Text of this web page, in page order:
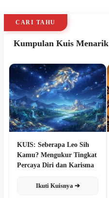
CARI TAHU
Kumpulan Kuis Menarik
KUIS: Seberapa Leo Sih
Kamu? Mengukur Tingkat
Percaya Diri dan Karisma
Ikuti Kuisnya ➔